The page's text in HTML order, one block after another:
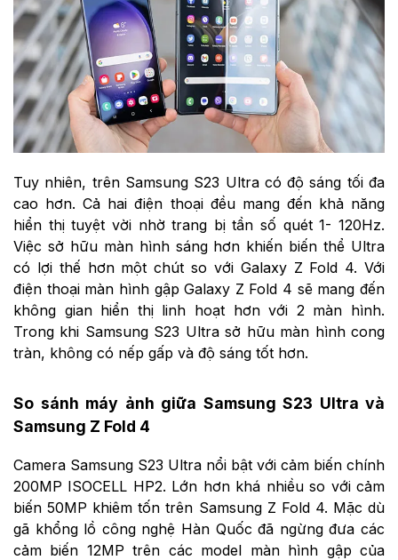
Tuy nhiên, trên Samsung S23 Ultra có độ sáng tối đa
cao hơn. Cả hai điện thoại đều mang đến khả năng
hiển thị tuyệt vời nhờ trang bị tần số quét 1- 120Hz.
Việc sở hữu màn hình sáng hơn khiến biến thể Ultra
có lợi thế hơn một chút so với Galaxy Z Fold 4. Với
điện thoại màn hình gập Galaxy Z Fold 4 sẽ mang đến
không gian hiển thị linh hoạt hơn với 2 màn hình.
Trong khi Samsung S23 Ultra sở hữu màn hình cong
tràn, không có nếp gấp và độ sáng tốt hơn.
So sánh máy ảnh giữa Samsung S23 Ultra và
Samsung Z Fold 4
Camera Samsung S23 Ultra nổi bật với cảm biến chính
200MP ISOCELL HP2. Lớn hơn khá nhiều so với cảm
biến 50MP khiêm tốn trên Samsung Z Fold 4. Mặc dù
gã khổng lồ công nghệ Hàn Quốc đã ngừng đưa các
cảm biến 12MP trên các model màn hình gập của